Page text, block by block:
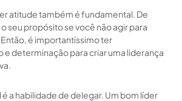
atitude também é fundamental. De
seu propósito se você não agir para
é importantíssimo ter
determinação para criar uma liderança
a habilidade de delegar. Um bom líder